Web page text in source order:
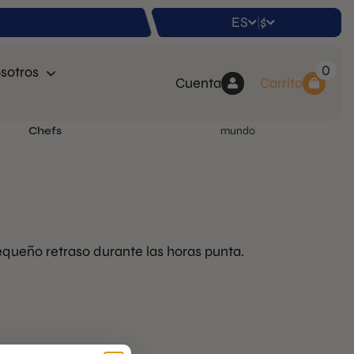
ES | $
Cuenta
0
Carrito
Chefs
mundo
retraso durante las horas punta.